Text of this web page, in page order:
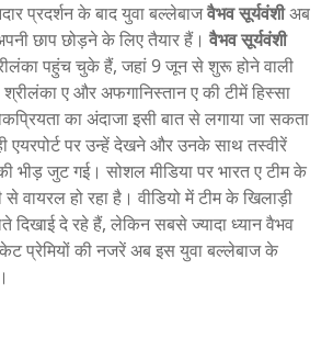
प्रदर्शन के बाद युवा बल्लेबाजवैभव सूर्यवंशीअब
छाप छोड़ने के लिए तैयार हैं।वैभव सूर्यवंशी
पहुंच चुके हैं, जहां 9 जून से शुरू होने वाली
श्रीलंका ए और अफगानिस्तान ए की टीमें हिस्सा
का अंदाजा इसी बात से लगाया जा सकता
एयरपोर्ट पर उन्हें देखने और उनके साथ तस्वीरें
भीड़ जुट गई। सोशल मीडिया पर भारत ए टीम के
वायरल हो रहा है। वीडियो में टीम के खिलाड़ी
दिखाई दे रहे हैं, लेकिन सबसे ज्यादा ध्यान वैभव
प्रेमियों की नजरें अब इस युवा बल्लेबाज के